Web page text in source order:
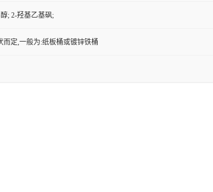
; 2-羟基乙基砜;
而定,一般为:纸板桶或镀锌铁桶